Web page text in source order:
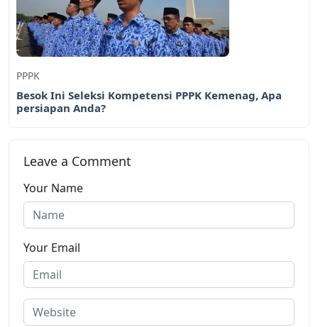
PPPK
Besok Ini Seleksi Kompetensi PPPK Kemenag, Apa
persiapan Anda?
Leave a Comment
Your Name
Your Email